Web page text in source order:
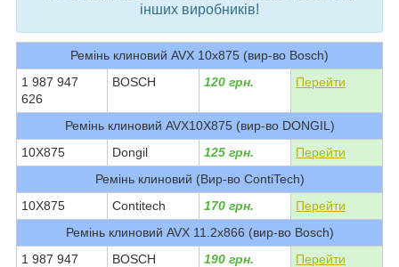
інших виробників!
Ремінь клиновий AVX 10х875 (вир-во Bosch)
1 987 947
626
BOSCH 120 грн. Перейти
Ремінь клиновий AVX10X875 (вир-во DONGIL)
10X875
Dongil 125 грн.
Перейти
Ремінь клиновий (Вир-во ContiTech)
10X875
Contitech 170 грн.
Перейти
Ремінь клиновий AVX 11.2х866 (вир-во Bosch)
1 987 947
BOSCH 190 грн. Перейти